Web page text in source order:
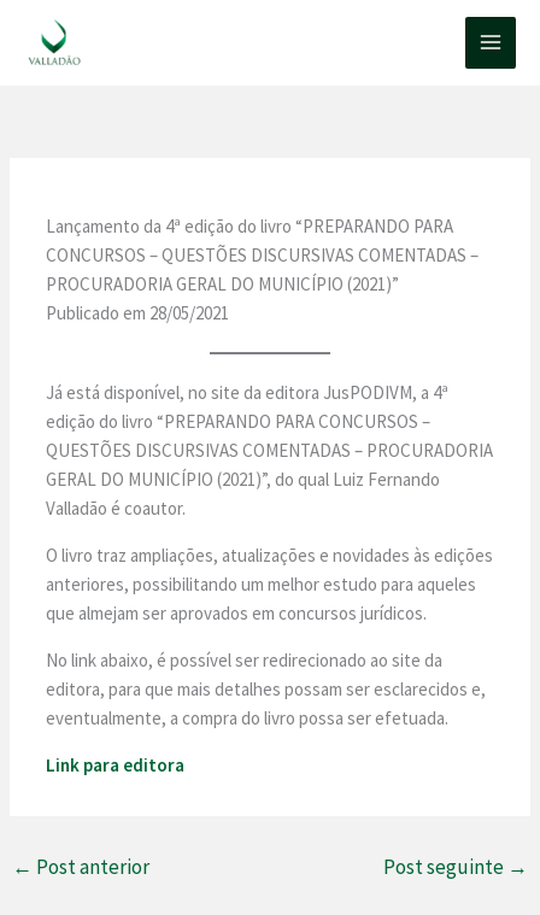
Lançamento da 4ª edição do livro “PREPARANDO PARA
CONCURSOS – QUESTÕES DISCURSIVAS COMENTADAS –
PROCURADORIA GERAL DO MUNICÍPIO (2021)”
Publicado em 28/05/2021
Já está disponível, no site da editora JusPODIVM, a 4ª
edição do livro “PREPARANDO PARA CONCURSOS –
QUESTÕES DISCURSIVAS COMENTADAS – PROCURADORIA
GERAL DO MUNICÍPIO (2021)”, do qual Luiz Fernando
Valladão é coautor.
O livro traz ampliações, atualizações e novidades às edições
anteriores, possibilitando um melhor estudo para aqueles
que almejam ser aprovados em concursos jurídicos.
No link abaixo, é possível ser redirecionado ao site da
editora, para que mais detalhes possam ser esclarecidos e,
eventualmente, a compra do livro possa ser efetuada.
Link para editora
← Post anterior Post seguinte →